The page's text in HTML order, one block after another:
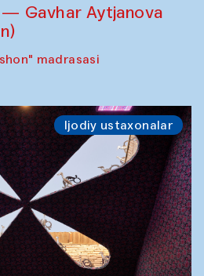
— Gavhar Aytjanova
madrasasi
Ijodiy ustaxonalar